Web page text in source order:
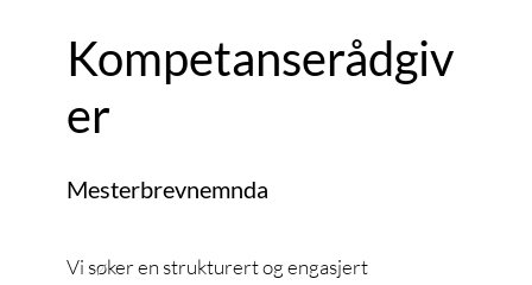
Kompetanserådgiv
er
Mesterbrevnemnda
Vi søker en strukturert og engasjert